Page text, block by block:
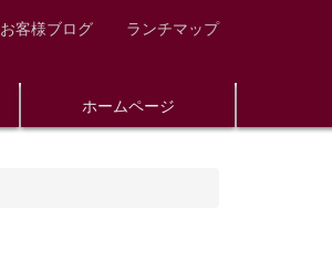
お客様ブログ ランチマップ
ホームページ